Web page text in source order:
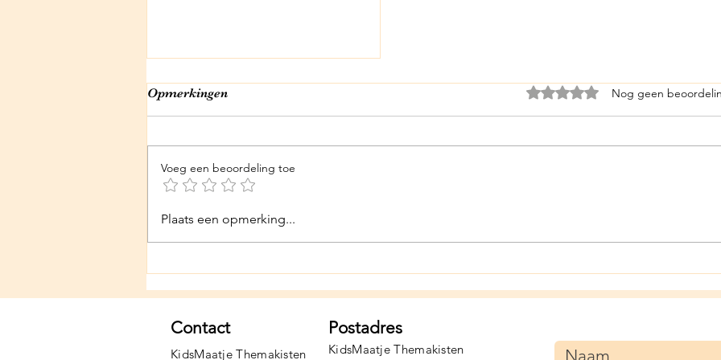
Papa kun je nog een flesje
bier drinken?
Opmerkingen Beoordeeld met 0 uit 5
Nog geen
Voeg een beoordeling toe
Plaats een opmerking...
Contact
KidsMaatje Themakisten
Postadres
KidsMaatje Themakisten